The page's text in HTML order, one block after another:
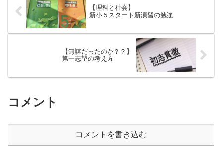
【理科と社会】
新小５スタート新演習の勉強
【無謀だったのか？？】
第一志望の考え方
コメント
コメントを書き込む